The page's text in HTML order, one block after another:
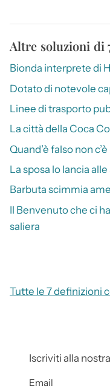
Altre soluzioni di
Bionda interprete di
Dotato di notevole
Linee di trasporto
La città della Coca
Quand’è falso non
La sposa lo lancia
Barbuta scimmia
Il Benvenuto che ci
saliera
Tutte le 7 definizioni
Iscriviti alla
Email